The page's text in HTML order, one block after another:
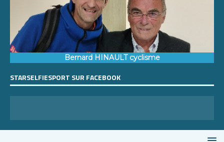
Bernard HINAULT cyclisme
STARSELFIESPORT SUR FACEBOOK